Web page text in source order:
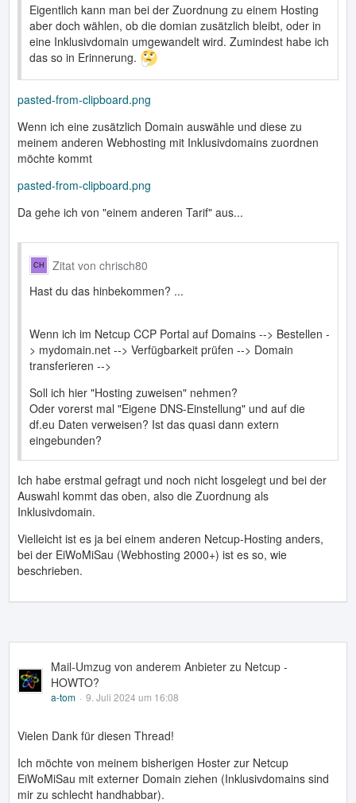
Eigentlich kann man bei der Zuordnung zu einem Hosting
aber doch wählen, ob die domian zusätzlich bleibt, oder in
eine Inklusivdomain umgewandelt wird. Zumindest habe ich
das so in Erinnerung.
pasted-from-clipboard.png
Wenn ich eine zusätzlich Domain auswähle und diese zu
meinem anderen Webhosting mit Inklusivdomains zuordnen
möchte kommt
pasted-from-clipboard.png
Da gehe ich von "einem anderen Tarif" aus...
Zitat von chrisch80
Hast du das hinbekommen? ...
Wenn ich im Netcup CCP Portal auf Domains --> Bestellen -
> mydomain.net --> Verfügbarkeit prüfen --> Domain
transferieren -->
Soll ich hier "Hosting zuweisen" nehmen?
Oder vorerst mal "Eigene DNS-Einstellung" und auf die
df.eu Daten verweisen? Ist das quasi dann extern
eingebunden?
Ich habe erstmal gefragt und noch nicht losgelegt und bei der
Auswahl kommt das oben, also die Zuordnung als
Inklusivdomain.
Vielleicht ist es ja bei einem anderen Netcup-Hosting anders,
bei der EiWoMiSau (Webhosting 2000+) ist es so, wie
beschrieben.
Mail-Umzug von anderem Anbieter zu Netcup -
HOWTO?
a-tom 9. Juli 2024 um 16:08
Vielen Dank für diesen Thread!
Ich möchte von meinem bisherigen Hoster zur Netcup
EiWoMiSau mit externer Domain ziehen (Inklusivdomains sind
mir zu schlecht handhabbar).